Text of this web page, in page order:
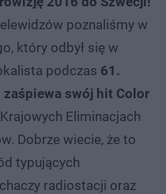
poznaliśmy w
który odbył się w
podczas 61.
swój hit Color
Eliminacjach
Dobrze wiecie, że to
typujących
radiostacji oraz